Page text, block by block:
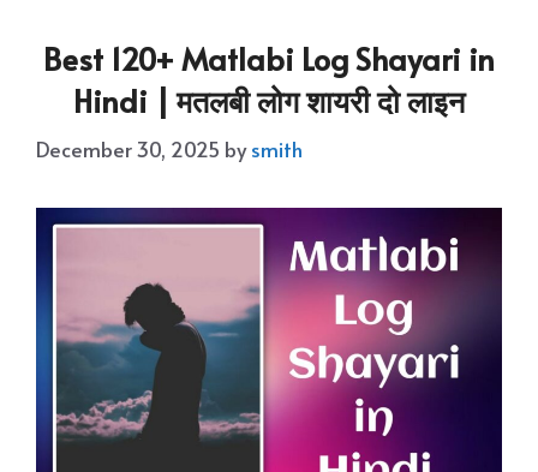
Best 120+ Matlabi Log Shayari in
Hindi | मतलबी लोग शायरी दो लाइन
December 30, 2025 bysmith